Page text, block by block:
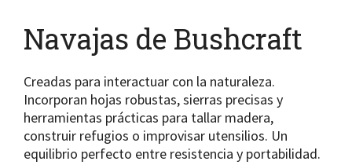
Navajas de Bushcraft
Creadas para interactuar con la naturaleza.
Incorporan hojas robustas, sierras precisas y
herramientas prácticas para tallar madera,
construir refugios o improvisar utensilios. Un
equilibrio perfecto entre resistencia y portabilidad.